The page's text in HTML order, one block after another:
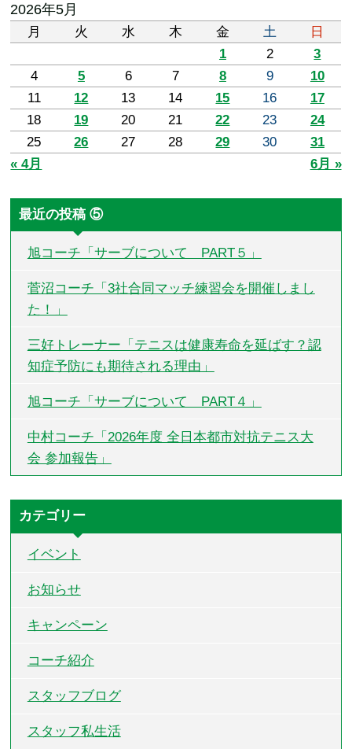
2026年5月
月 火 水 木 金 土
日
1
2
3
4
5 6 7 8 9
10
11
12 13 14 15 16
17
18
19 20 21 22 23
24
25
26 27 28 29 30
31
« 4月
6月 »
最近の投稿 ⑤
旭コーチ「サーブについて PART５」
菅沼コーチ「3社合同マッチ練習会を開催しまし
た！」
三好トレーナー「テニスは健康寿命を延ばす？認
知症予防にも期待される理由」
旭コーチ「サーブについて PART４」
中村コーチ「2026年度 全日本都市対抗テニス大
会 参加報告」
カテゴリー
イベント
お知らせ
キャンペーン
コーチ紹介
スタッフブログ
スタッフ私生活